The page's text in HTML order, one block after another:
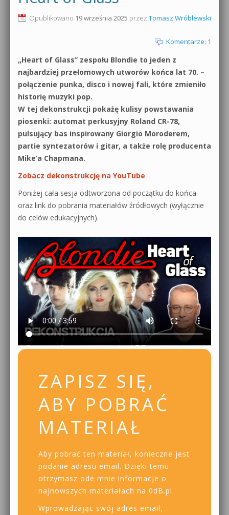
Produkcja muzyczna od podstaw
Sound Forge od podstaw
Dubstep z syntezatorem Massive
Kontakt 5 Kompendium
Pakiety
0dB.pl - informacje
Materiały dla mediów
Archiwum aktualności
Polityka prywatności
Regulamin
Działanie sklepu internetowego
Wyszukiwanie
Opublikowano 19 września 2025 przez Tomasz Wróblewski
Komentarze: 1
„Heart of Glass” zespołu Blondie to jeden z
najbardziej przełomowych utworów końca lat 70. –
połączenie punka, disco i nowej fali, które zmieniło
historię muzyki pop.
W tej dekonstrukcji pokażę kulisy powstawania
piosenki: automat perkusyjny Roland CR-78,
pulsujący bas inspirowany Giorgio Moroderem,
partie syntezatorów i gitar, a także rolę producenta
Mike’a Chapmana.
Zobacz dekonstrukcję na YouTube
Poniżej cała sesja odtworzona od początku do końca
oraz link do pobrania materiałów źródłowych (wyłącznie
do celów edukacyjnych).
ZAPISZ SIĘ,
ABY POBRAĆ
MATERIAŁ
Aby pobrać ten materiał, konieczne jest
podanie adresu email. Dzięki temu
otrzymasz ode mnie informacje o
najnowszych materiałach na 0dB.pl.
Wprowadzając swój adres email,